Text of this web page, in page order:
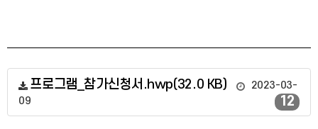
프로그램_참가신청서.hwp(32.0 KB)
2023-03-
09
12